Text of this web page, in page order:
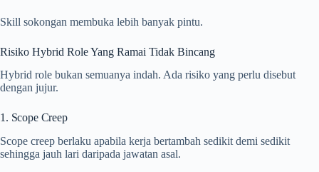
Skill sokongan membuka lebih banyak pintu.
Risiko Hybrid Role Yang Ramai Tidak Bincang
Hybrid role bukan semuanya indah. Ada risiko yang perlu disebut
dengan jujur.
1. Scope Creep
Scope creep berlaku apabila kerja bertambah sedikit demi sedikit
sehingga jauh lari daripada jawatan asal.